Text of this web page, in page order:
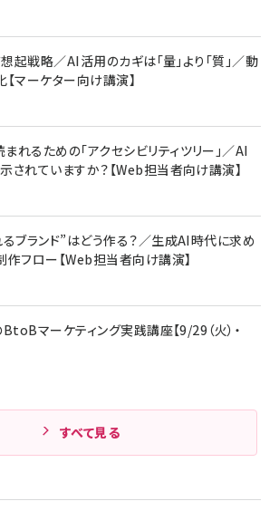
起戦略／AI活用のカギは「量」より「質」／動
マーケター向け講演】
れるための「アクセシビリティツリー」／AI
されていますか？【Web担当者向け講演】
ブランド”はどう作る？／生成AI時代に求め
フロー【Web担当者向け講演】
マーケティング実践講座【9/29（火）・
すべて見る